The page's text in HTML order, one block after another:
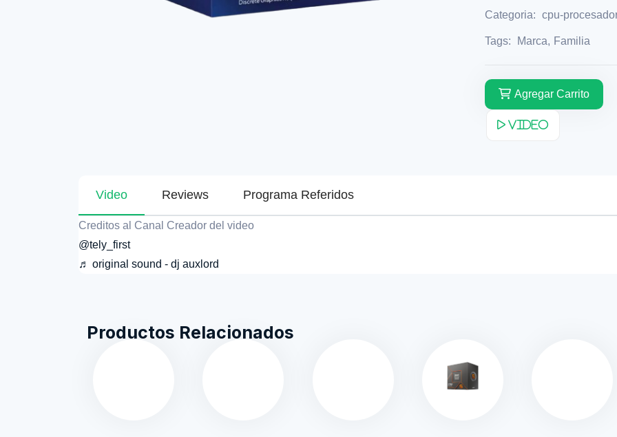
Categoria: cpu-
Tags: Marca, Familia
Agregar Carrito
Video
Video Reviews Programa Referidos
Creditos al Canal Creador del video
@tely_first
♬ original sound - dj auxlord
Productos Relacionados